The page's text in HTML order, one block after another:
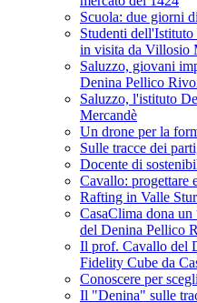
Scuola: due giorni
Studenti
in visita da Villosio
Saluzzo, giovani
Denina Pellico
Saluzzo, l'istituto
Mercandè
Un drone per la
Sulle tracce dei
Docente di
Cavallo: progettare
Rafting in Valle
CasaClima dona
del Denina Pellico
Il prof. Cavallo del
Fidelity Cube da
Conoscere per
Il "Denina" sulle